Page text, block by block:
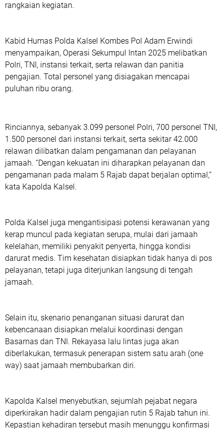
rangkaian kegiatan.
Kabid Humas Polda Kalsel Kombes Pol Adam Erwindi
menyampaikan, Operasi Sekumpul Intan 2025 melibatkan
Polri, TNI, instansi terkait, serta relawan dan panitia
pengajian. Total personel yang disiagakan mencapai
puluhan ribu orang.
Rinciannya, sebanyak 3.099 personel Polri, 700 personel TNI,
1.500 personel dari instansi terkait, serta sekitar 42.000
relawan dilibatkan dalam pengamanan dan pelayanan
jamaah. “Dengan kekuatan ini diharapkan pelayanan dan
pengamanan pada malam 5 Rajab dapat berjalan optimal,”
kata Kapolda Kalsel.
Polda Kalsel juga mengantisipasi potensi kerawanan yang
kerap muncul pada kegiatan serupa, mulai dari jamaah
kelelahan, memiliki penyakit penyerta, hingga kondisi
darurat medis. Tim kesehatan disiapkan tidak hanya di pos
pelayanan, tetapi juga diterjunkan langsung di tengah
jamaah.
Selain itu, skenario penanganan situasi darurat dan
kebencanaan disiapkan melalui koordinasi dengan
Basarnas dan TNI. Rekayasa lalu lintas juga akan
diberlakukan, termasuk penerapan sistem satu arah (one
way) saat jamaah membubarkan diri.
Kapolda Kalsel menyebutkan, sejumlah pejabat negara
diperkirakan hadir dalam pengajian rutin 5 Rajab tahun ini.
Kepastian kehadiran tersebut masih menunggu konfirmasi